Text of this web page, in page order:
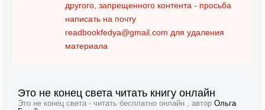
другого, запрещенного контента - просьба
написать на почту
readbookfedya@gmail.com для удаления
материала
Это не конец света читать книгу онлайн
Это не конец света - читать бесплатно онлайн , автор Ольга